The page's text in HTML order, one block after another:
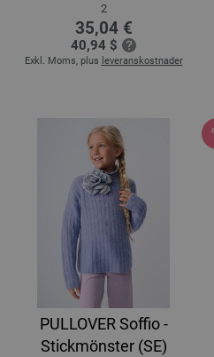
2
35,04 €
40,94 $
Exkl. Moms, plus leveranskostnader
PULLOVER Soffio -
Stickmönster (SE)